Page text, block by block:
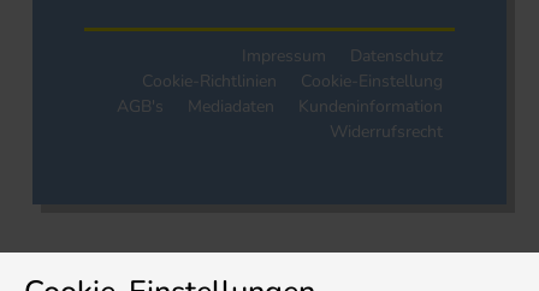
Impressum
Datenschutz
Cookie-Richtlinien
Cookie-Einstellung
AGB's
Mediadaten
Kundeninformation
Widerrufsrecht